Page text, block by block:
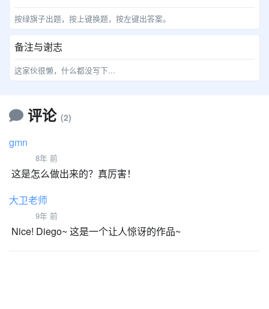
按绿旗子出题，按上键换题，按左键出答案。
备注与谢志
这家伙很懒，什么都没写下...
评论 (2)
gmn
8年 前
这是怎么做出来的？真厉害！
大卫老师
9年 前
Nice! Diego~ 这是一个让人惊讶的作品~